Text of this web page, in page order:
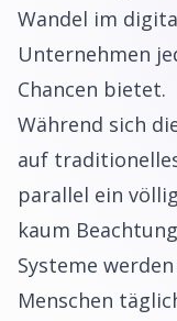
Wandel im
Unternehmen
Chancen bietet.
Während sich
auf
parallel ein
kaum
Systeme
Menschen